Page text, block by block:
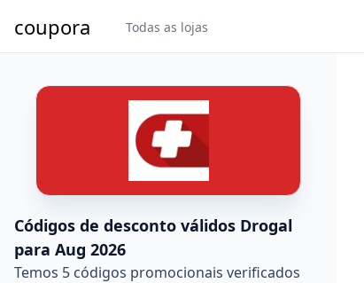
coupora Todas as lojas
Códigos de desconto válidos Drogal
para Aug 2026
Temos 5 códigos promocionais verificados